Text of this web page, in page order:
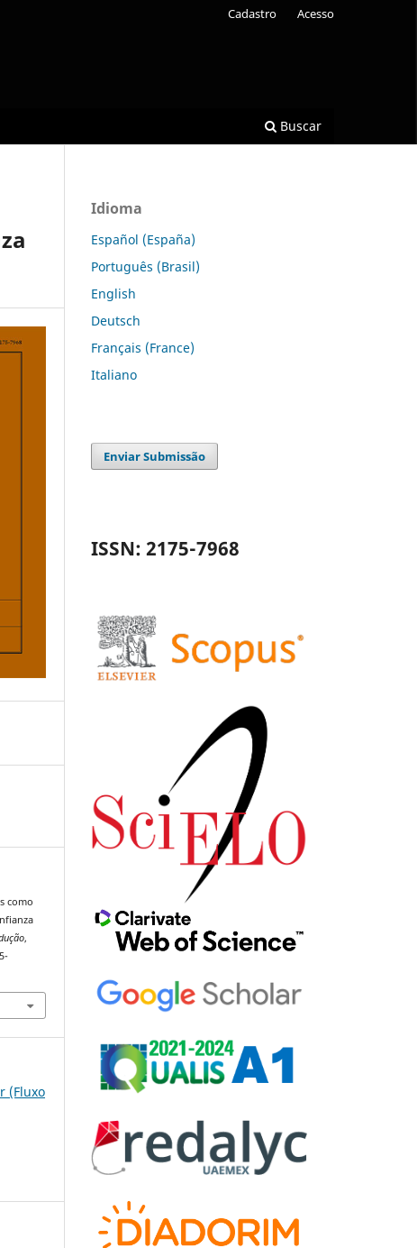
Buscar
Cadastro Acesso
como
,
(Fluxo
Idioma
Español (España)
Português (Brasil)
English
Deutsch
Français (France)
Italiano
Enviar Submissão
ISSN: 2175-7968